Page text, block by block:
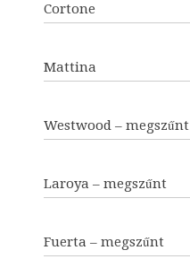
Cortone
Mattina
Westwood – megszűnt
Laroya – megszűnt
Fuerta – megszűnt